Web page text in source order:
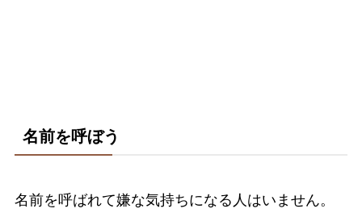
名前を呼ぼう
名前を呼ばれて嫌な気持ちになる人はいません。